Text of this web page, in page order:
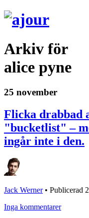
Arkiv för
alice pyne
25 november
Flicka drabbad
"bucketlist" –
ingår inte i den.
Jack Werner• Publicerad
Inga kommentarer